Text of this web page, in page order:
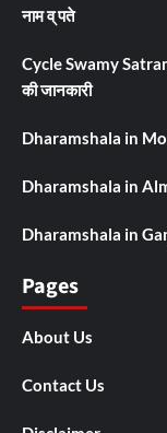
नाम व् पते
Cycle Swamy
की जानकारी
Dharamshala in
Dharamshala in
Dharamshala in
Pages
About Us
Contact Us